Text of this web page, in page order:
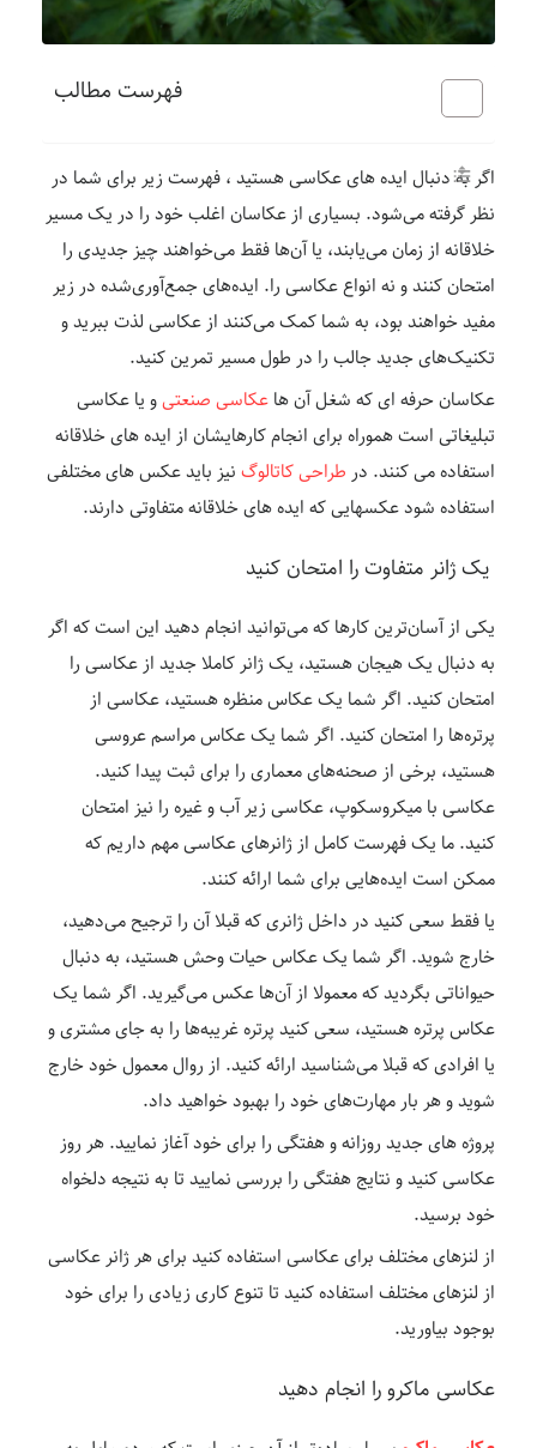
فهرست مطالب
اگر به دنبال ایده‌ های عکاسی هستید ، فهرست زیر برای شما در
نظر گرفته می‌شود. بسیاری از عکاسان اغلب خود را در یک مسیر
خلاقانه از زمان می‌یابند، یا آن‌ها فقط می‌خواهند چیز جدیدی را
امتحان کنند و نه انواع عکاسی را. ایده‌های جمع‌آوری‌شده در زیر
مفید خواهند بود، به شما کمک می‌کنند از عکاسی لذت ببرید و
تکنیک‌های جدید جالب را در طول مسیر تمرین کنید.
عکاسان حرفه ای که شغل آن هاعکاسی صنعتیو یا عکاسی
تبلیغاتی است هموراه برای انجام کارهایشان از ایده های خلاقانه
استفاده می کنند. درطراحی کاتالوگنیز باید عکس های مختلفی
استفاده شود عکسهایی که ایده های خلاقانه متفاوتی دارند.
یک ژانر متفاوت را امتحان کنید
یکی از آسان‌ترین کارها که می‌توانید انجام دهید این است که اگر
به دنبال یک هیجان هستید، یک ژانر کاملا جدید از عکاسی را
امتحان کنید. اگر شما یک عکاس منظره هستید، عکاسی از
پرتره‌ها را امتحان کنید. اگر شما یک عکاس مراسم عروسی
هستید، برخی از صحنه‌های معماری را برای ثبت پیدا کنید.
عکاسی با میکروسکوپ، عکاسی زیر آب و غیره را نیز امتحان
کنید. ما یک فهرست کامل از ژانرهای عکاسی مهم داریم که
ممکن است ایده‌هایی برای شما ارائه کنند.
یا فقط سعی کنید در داخل ژانری که قبلا آن را ترجیح می‌دهید،
خارج شوید. اگر شما یک عکاس حیات وحش هستید، به دنبال
حیواناتی بگردید که معمولا از آن‌ها عکس می‌گیرید. اگر شما یک
عکاس پرتره هستید، سعی کنید پرتره غریبه‌ها را به جای مشتری و
یا افرادی که قبلا می‌شناسید ارائه کنید. از روال معمول خود خارج
شوید و هر بار مهارت‌های خود را بهبود خواهید داد.
پروژه های جدید روزانه و هفتگی را برای خود آغاز نمایید. هر روز
عکاسی کنید و نتایج هفتگی را بررسی نمایید تا به نتیجه دلخواه
خود برسید.
از لنزهای مختلف برای عکاسی استفاده کنید برای هر ژانر عکاسی
از لنزهای مختلف استفاده کنید تا تنوع کاری زیادی را برای خود
بوجود بیاورید.
عکاسی ماکرو را انجام دهید